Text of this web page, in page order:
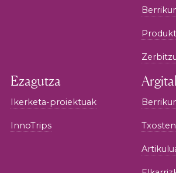
Ezagutza
Ikerketa-proiektuak
InnoTrips